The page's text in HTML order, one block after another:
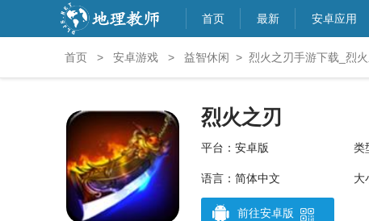
首页 最新 安卓应用
首页 > 安卓游戏 > 益智休闲 > 烈火之刃手游下载_烈
烈火之刃
平台：安卓版 类
语言：简体中文 大
前往安卓版